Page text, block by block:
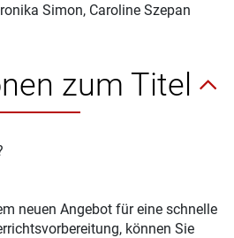
Simon, Caroline Szepan
zum Titel
neuen Angebot für eine schnelle
können Sie